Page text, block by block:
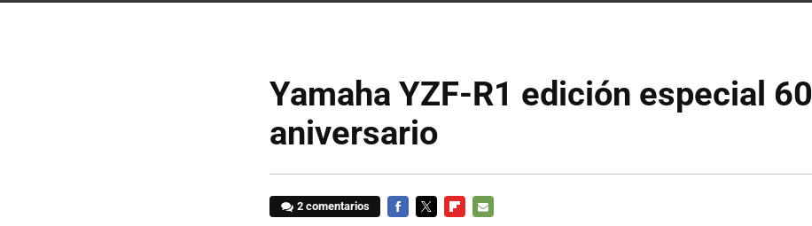
Yamaha YZF-R1 edición especial 60
aniversario
2 comentarios